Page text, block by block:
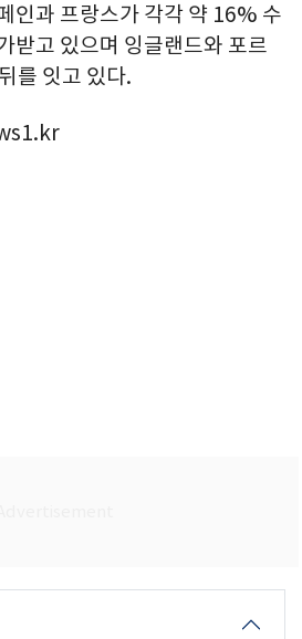
인과 프랑스가 각각 약 16% 수
받고 있으며 잉글랜드와 포르
를 잇고 있다.